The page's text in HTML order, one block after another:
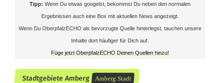
Tipp: Wenn Du etwas googelst, bekommst Du neben den normalen
Ergebnissen auch eine Box mit aktuellen News angezeigt.
Wenn Du OberpfalzECHO als bevorzugte Quelle hinterlegst, tauchen unsere
Inhalte dort häufiger für Dich auf.
Füge jetzt OberpfalzECHO Deinen Quellen hinzu!
Stadtgebiete Amberg Amberg Stadt